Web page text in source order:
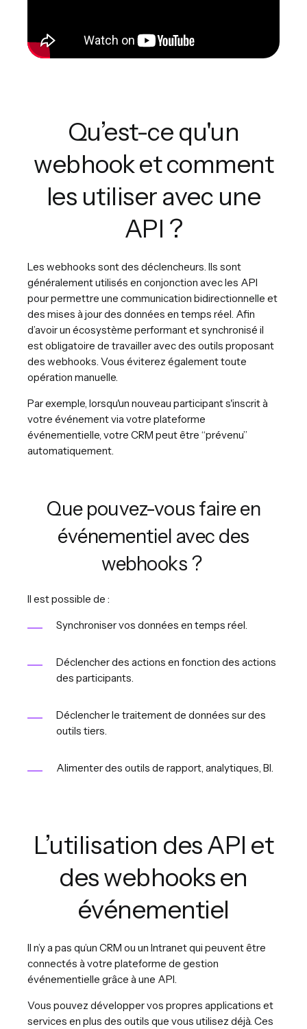
Qu’est-ce qu'un
webhook et comment
les utiliser avec une
API ?
Les webhooks sont des déclencheurs. Ils sont
généralement utilisés en conjonction avec les API
pour permettre une communication bidirectionnelle et
des mises à jour des données en temps réel. Afin
d’avoir un écosystème performant et synchronisé il
est obligatoire de travailler avec des outils proposant
des webhooks. Vous éviterez également toute
opération manuelle.
Par exemple, lorsqu'un nouveau participant s'inscrit à
votre événement via votre plateforme
événementielle, votre CRM peut être “prévenu”
automatiquement.
Que pouvez-vous faire en
événementiel avec des
webhooks ?
Il est possible de :
Synchroniser vos données en temps réel.
Déclencher des actions en fonction des actions
des participants.
Déclencher le traitement de données sur des
outils tiers.
Alimenter des outils de rapport, analytiques, BI.
L’utilisation des API et
des webhooks en
événementiel
Il n’y a pas qu’un CRM ou un Intranet qui peuvent être
connectés à votre plateforme de gestion
événementielle grâce à une API.
Vous pouvez développer vos propres applications et
services en plus des outils que vous utilisez déjà. Ces